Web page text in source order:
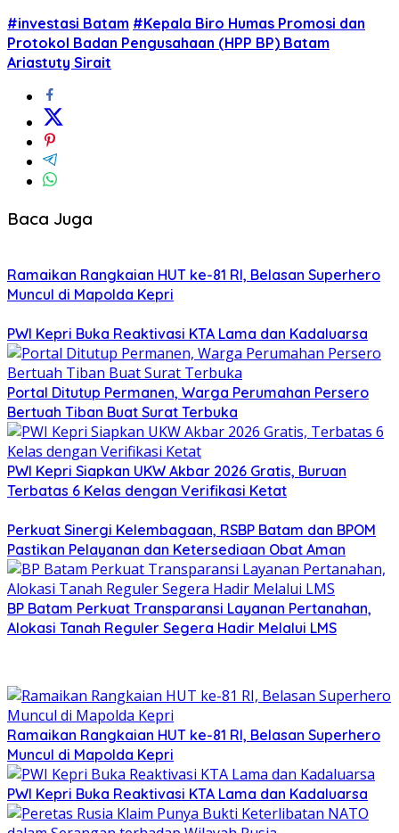
#investasi Batam #Kepala Biro Humas Promosi dan
Protokol Badan Pengusahaan (HPP BP) Batam
Ariastuty Sirait
Baca Juga
Ramaikan Rangkaian HUT ke-81 RI, Belasan Superhero
Muncul di Mapolda Kepri
PWI Kepri Buka Reaktivasi KTA Lama dan Kadaluarsa
Portal Ditutup Permanen, Warga Perumahan Persero
Bertuah Tiban Buat Surat Terbuka
PWI Kepri Siapkan UKW Akbar 2026 Gratis, Buruan
Terbatas 6 Kelas dengan Verifikasi Ketat
Perkuat Sinergi Kelembagaan, RSBP Batam dan BPOM
Pastikan Pelayanan dan Ketersediaan Obat Aman
BP Batam Perkuat Transparansi Layanan Pertanahan,
Alokasi Tanah Reguler Segera Hadir Melalui LMS
Ramaikan Rangkaian HUT ke-81 RI, Belasan Superhero
Muncul di Mapolda Kepri
PWI Kepri Buka Reaktivasi KTA Lama dan Kadaluarsa